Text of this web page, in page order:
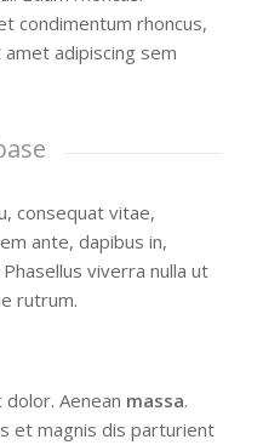
condimentum rhoncus,
adipiscing sem
consequat vitae,
ante, dapibus in,
viverra nulla ut
rutrum.
Aenean massa.
et magnis dis parturient